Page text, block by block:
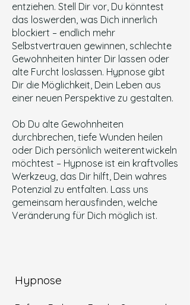
entziehen. Stell Dir vor, Du könntest
das loswerden, was Dich innerlich
blockiert – endlich mehr
Selbstvertrauen gewinnen, schlechte
Gewohnheiten hinter Dir lassen oder
alte Furcht loslassen. Hypnose gibt
Dir die Möglichkeit, Dein Leben aus
einer neuen Perspektive zu gestalten.
Ob Du alte Gewohnheiten
durchbrechen, tiefe Wunden heilen
oder Dich persönlich weiterentwickeln
möchtest – Hypnose ist ein kraftvolles
Werkzeug, das Dir hilft, Dein wahres
Potenzial zu entfalten. Lass uns
gemeinsam herausfinden, welche
Veränderung für Dich möglich ist.
Hypnose